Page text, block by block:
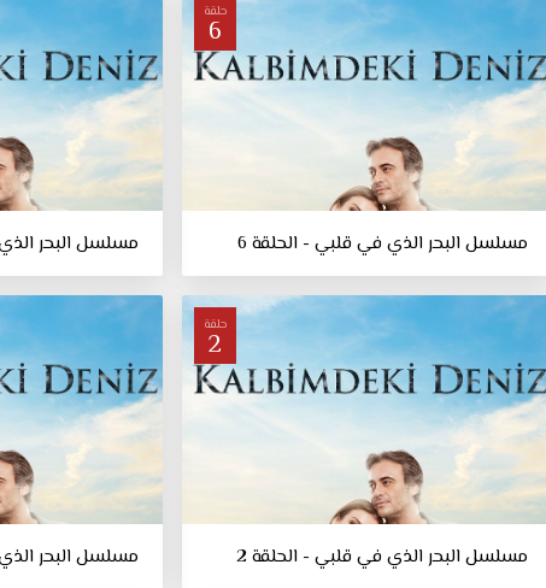
حلقة
6
مسلسل البحر الذي في قلبي - الحلقة 6 مسلسل البحر
حلقة
2
مسلسل البحر الذي في قلبي - الحلقة 2 مسلسل البحر